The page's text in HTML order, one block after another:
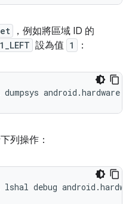
，例如將區域 ID 的
設為值 1 ：
列操作：